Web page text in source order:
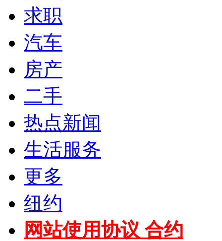
求职
汽车
房产
二手
热点新闻
生活服务
更多
纽约
网站使用协议 合约